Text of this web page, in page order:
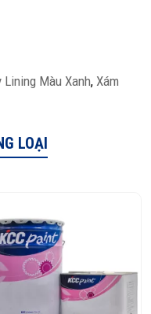
Lining Màu Xanh, Xám
LOẠI